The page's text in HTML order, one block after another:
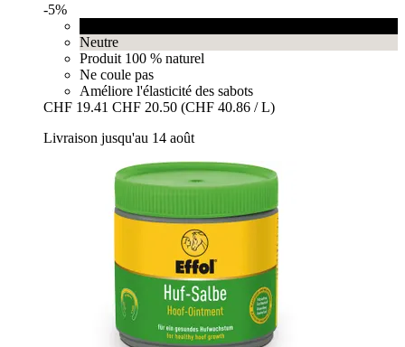
-5%
Neutre
Produit 100 % naturel
Ne coule pas
Améliore l'élasticité des sabots
CHF 19.41 CHF 20.50 (CHF 40.86 / L)
Livraison jusqu'au 14 août